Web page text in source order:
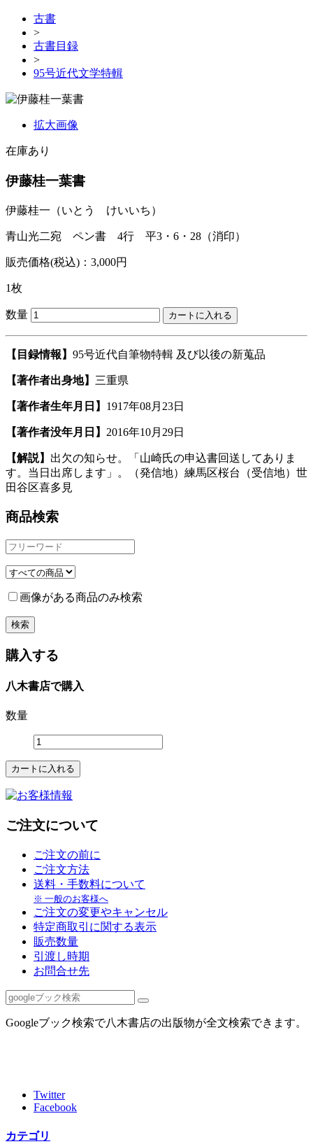
古書
>
古書目録
>
95号近代文学特輯
拡大画像
在庫あり
伊藤桂一葉書
伊藤桂一 （いとう けいいち）
青山光二宛 ペン書 4行 平3・6・28（消印）
販売価格(税込)：3,000円
1枚
数量
【目録情報】 95号近代自筆物特輯 及び以後の新蒐品
【著作者出身地】 三重県
【著作者生年月日】 1917年08月23日
【著作者没年月日】 2016年10月29日
【解説】 出欠の知らせ。「山崎氏の申込書回送してありま
す。当日出席します」。（発信地）練馬区桜台（受信地）世
田谷区喜多見
商品検索
画像がある商品のみ検索
購入する
八木書店で購入
数量
ご注文について
ご注文の前に
ご注文方法
送料・手数料について
※ 一般のお客様へ
ご注文の変更やキャンセル
特定商取引に関する表示
販売数量
引渡し時期
お問合せ先
Googleブック検索で八木書店の出版物が全文検索できます。
Twitter
Facebook
カテゴリ